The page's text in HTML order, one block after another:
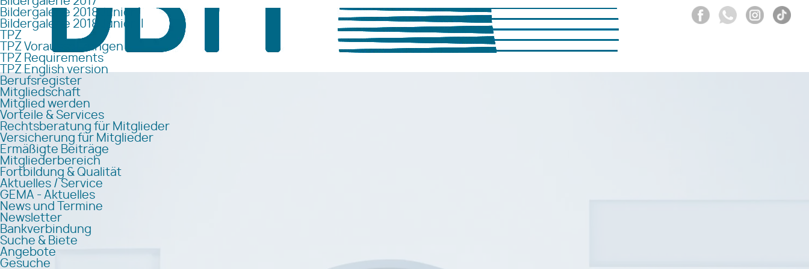
Bildergalerie 2018 Junior I
Bildergalerie 2018 Junior II
TPZ
TPZ Voraussetzungen
TPZ Requirements
TPZ English version
Berufsregister
Mitgliedschaft
Mitglied werden
Vorteile & Services
Rechtsberatung für Mitglieder
Versicherung für Mitglieder
Ermäßigte Beiträge
Mitgliederbereich
Fortbildung & Qualität
Aktuelles / Service
GEMA - Aktuelles
News und Termine
Newsletter
Bankverbindung
Suche & Biete
Angebote
Gesuche